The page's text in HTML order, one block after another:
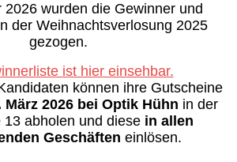
2026 wurden die Gewinner und
der Weihnachtsverlosung 2025
gezogen.
ist hier einsehbar.
können ihre Gutscheine
März 2026 bei Optik Hühn in der
13 abholen und diese in allen
Geschäften einlösen.